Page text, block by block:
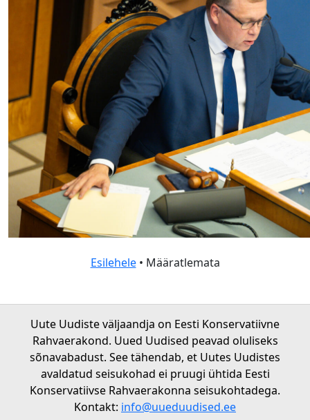
Esilehele• Määratlemata
Uute Uudiste väljaandja on Eesti Konservatiivne
Rahvaerakond. Uued Uudised peavad oluliseks
sõnavabadust. See tähendab, et Uutes Uudistes
avaldatud seisukohad ei pruugi ühtida Eesti
Konservatiivse Rahvaerakonna seisukohtadega.
Kontakt: info@uueduudised.ee